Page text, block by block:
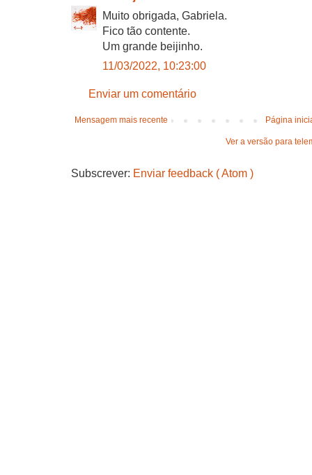
Muito obrigada, Gabriela.
Fico tão contente.
Um grande beijinho.
11/03/2022, 10:23:00
Enviar um comentário
Mensagem mais recente Página
Ver a versão para
Subscrever: Enviar feedback ( Atom )